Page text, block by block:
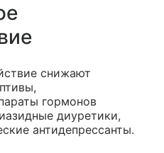
снижают
гормонов
диуретики,
антидепрессанты.